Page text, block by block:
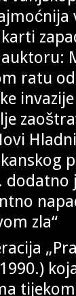
ratu
dodatno
zla“